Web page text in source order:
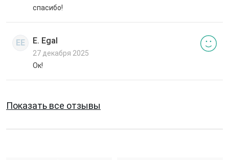
спасибо!
EE E. Egal
27 декабря 2025
Ок!
Показать все отзывы